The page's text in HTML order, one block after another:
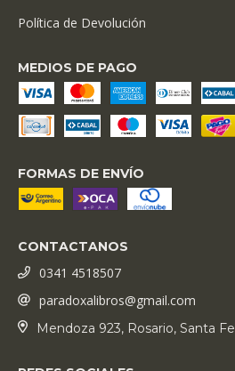
Política de Devolución
MEDIOS DE PAGO
FORMAS DE ENVÍO
CONTACTANOS
0341 4518507
paradoxalibros@gmail.com
Mendoza 923, Rosario, Santa Fe